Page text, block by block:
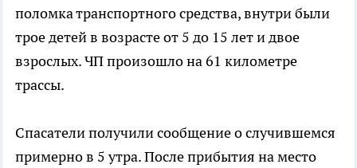
поломка транспортного средства, внутри были
трое детей в возрасте от 5 до 15 лет и двое
взрослых. ЧП произошло на 61 километре
трассы.
Спасатели получили сообщение о случившемся
примерно в 5 утра. После прибытия на место